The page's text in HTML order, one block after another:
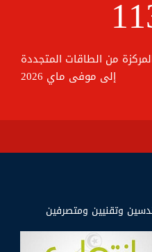
من الطاقات المتجددة
إلى موفى ماي 2026
وتقنيين ومتصرفين